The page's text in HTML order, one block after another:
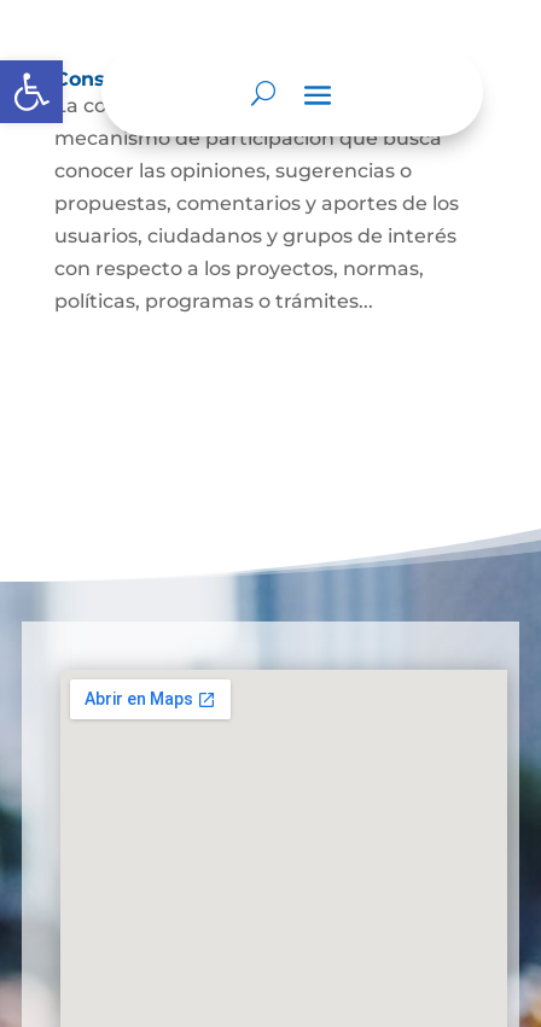
Abrir barra de herramientas
Consulta ciudadana
La consulta a la ciudadanía es un
mecanismo de participación que busca
conocer las opiniones, sugerencias o
propuestas, comentarios y aportes de los
usuarios, ciudadanos y grupos de interés
con respecto a los proyectos, normas,
políticas, programas o trámites...